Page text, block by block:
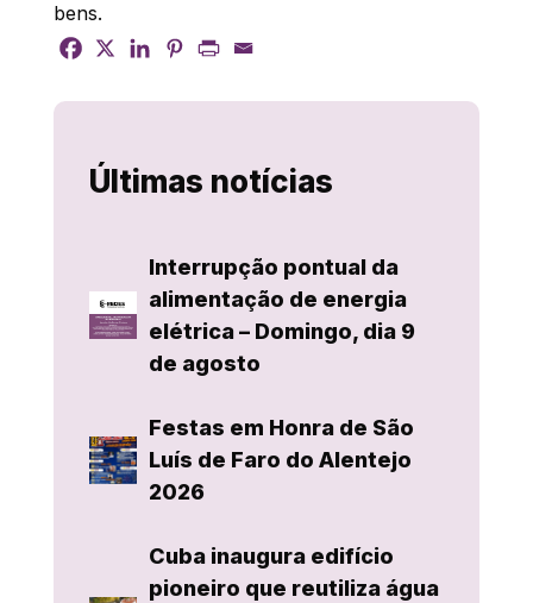
bens.
Últimas notícias
Interrupção pontual da
alimentação de energia
elétrica – Domingo, dia 9
de agosto
Festas em Honra de São
Luís de Faro do Alentejo
2026
Cuba inaugura edifício
pioneiro que reutiliza água